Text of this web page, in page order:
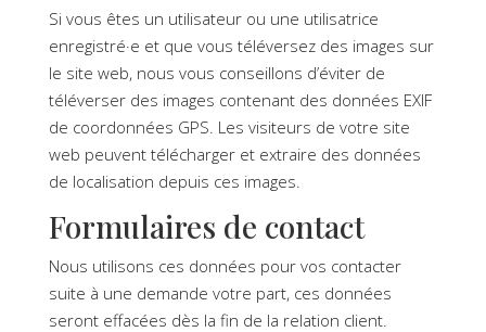
Si vous êtes un utilisateur ou une utilisatrice
enregistré·e et que vous téléversez des images sur
le site web, nous vous conseillons d’éviter de
téléverser des images contenant des données EXIF
de coordonnées GPS. Les visiteurs de votre site
web peuvent télécharger et extraire des données
de localisation depuis ces images.
Formulaires de contact
Nous utilisons ces données pour vos contacter
suite à une demande votre part, ces données
seront effacées dès la fin de la relation client.